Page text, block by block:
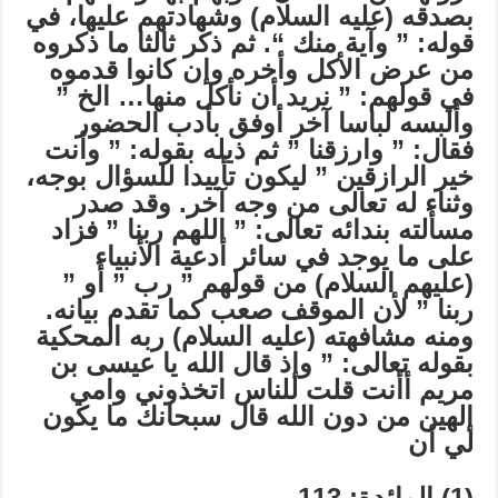
بصدقه (عليه السلام) وشهادتهم عليها، في
قوله: ” وآية منك “. ثم ذكر ثالثا ما ذكروه
من عرض الأكل وأخره وإن كانوا قدموه
في قولهم: ” نريد أن نأكل منها… الخ ”
وألبسه لباسا آخر أوفق بأدب الحضور
فقال: ” وارزقنا ” ثم ذيله بقوله: ” وأنت
خير الرازقين ” ليكون تأييدا للسؤال بوجه،
وثناء له تعالى من وجه آخر. وقد صدر
مسألته بندائه تعالى: ” اللهم ربنا ” فزاد
على ما يوجد في سائر أدعية الأنبياء
(عليهم السلام) من قولهم ” رب ” أو ”
ربنا ” لأن الموقف صعب كما تقدم بيانه.
ومنه مشافهته (عليه السلام) ربه المحكية
بقوله تعالى: ” وإذ قال الله يا عيسى بن
مريم أأنت قلت للناس اتخذوني وامي
إلهين من دون الله قال سبحانك ما يكون
لي أن